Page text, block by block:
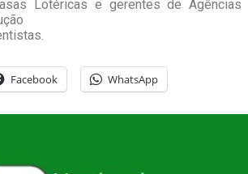
Lotéricas e gerentes de Agências
Facebook WhatsApp